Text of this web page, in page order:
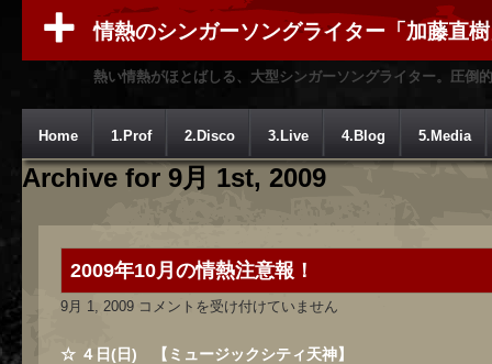
情熱のシンガーソングライター「加藤直
熱い情熱がほとばしる、大型シンガーソングライター。圧倒
Home 1.Prof 2.Disco 3.Live 4.Blog 5.Media
Archive for 9月 1st, 2009
2009年10月の情熱注意報！
9月 1, 2009 2009
コメントを受け付けていません
☆ ４日(日) 【ミュージックシティ天神】